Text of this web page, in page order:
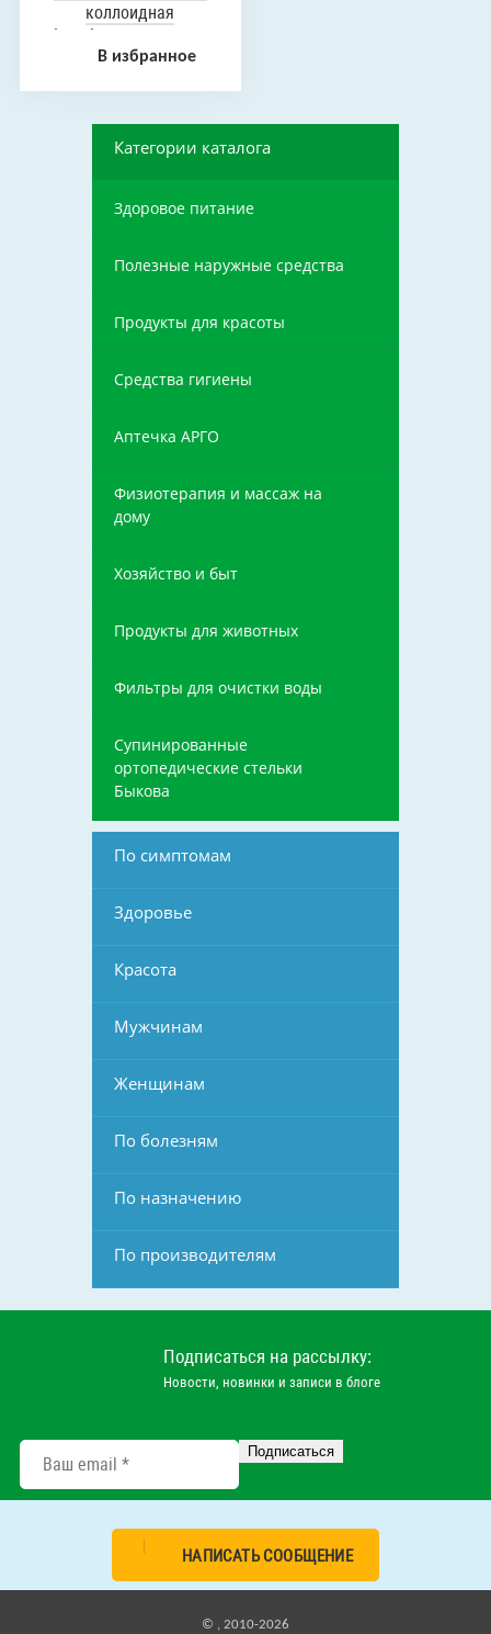
коллоидная
фитоформула, 235 мл
В избранное
Категории каталога
Здоровое питание
Полезные наружные средства
Продукты для красоты
Средства гигиены
Аптечка АРГО
Физиотерапия и массаж на
дому
Хозяйство и быт
Продукты для животных
Фильтры для очистки воды
Супинированные
ортопедические стельки
Быкова
По симптомам
Здоровье
Красота
Мужчинам
Женщинам
По болезням
По назначению
По производителям
Подписаться на рассылку:
Новости, новинки и записи в блоге
НАПИСАТЬ СООБЩЕНИЕ
© , 2010-2026